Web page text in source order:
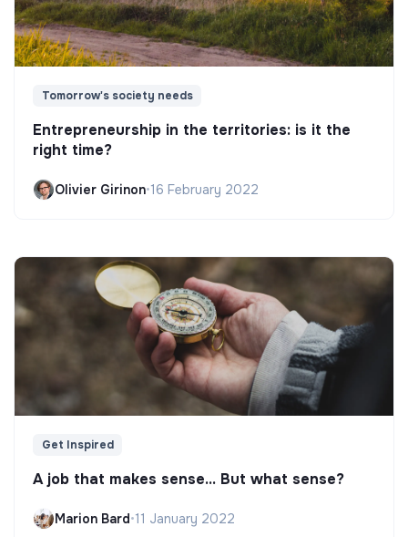
Tomorrow's society needs
Entrepreneurship in the territories: is it the
right time?
Olivier Girinon•16 February 2022
Get Inspired
A job that makes sense... But what sense?
Marion Bard•11 January 2022